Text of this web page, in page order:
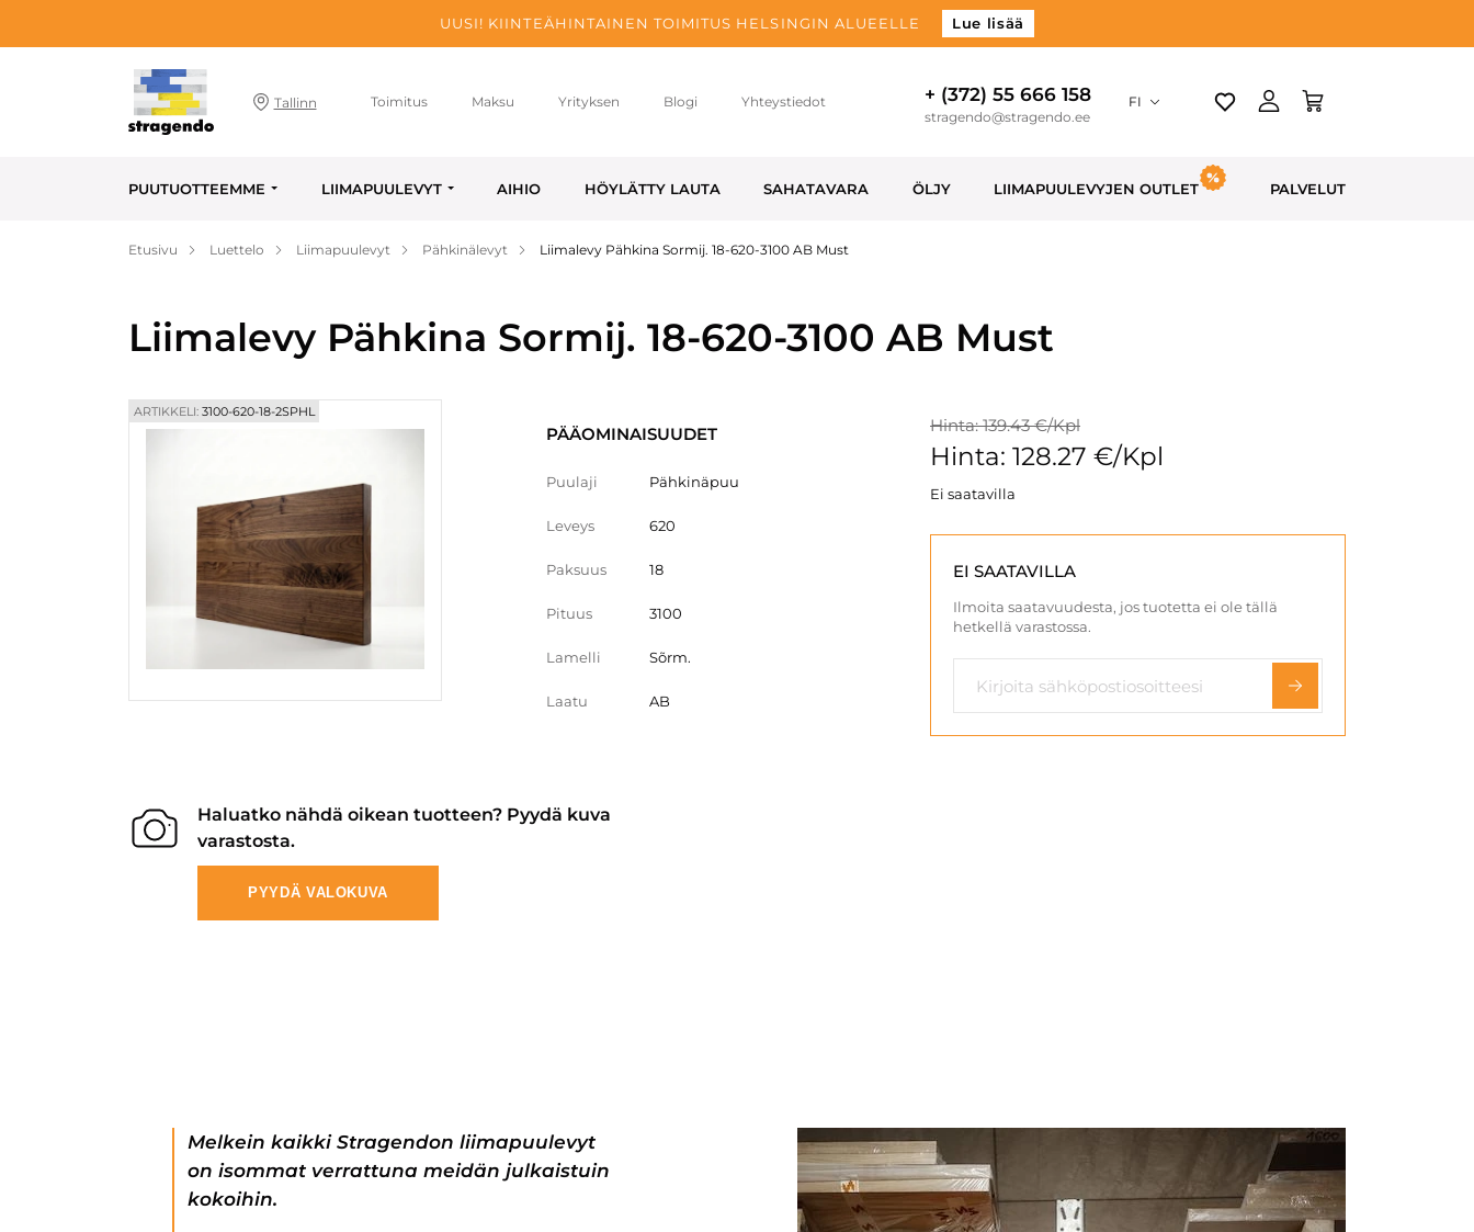
UUSI! KIINTEÄHINTAINEN TOIMITUS HELSINGIN ALUEELLE Lue lisää
Tallinn Toimitus Maksu Yrityksen Blogi Yhteystiedot + (372) 55 666 158
stragendo@stragendo.ee
FI
PUUTUOTTEEMME LIIMAPUULEVYT AIHIO HÖYLÄTTY LAUTA SAHATAVARA ÖLJY LIIMAPUULEVYJEN OUTLET PALVELUT
Etusivu Luettelo Liimapuulevyt Pähkinälevyt Liimalevy Pähkina Sormij. 18-620-3100 AB Must
Liimalevy Pähkina Sormij. 18-620-3100 AB Must
ARTIKKELI: 3100-620-18-2SPHL
PÄÄOMINAISUUDET
Puulaji Pähkinäpuu
Leveys 620
Paksuus 18
Pituus 3100
Lamelli Sõrm.
Laatu AB
Hinta: 139.43 €/Kpl
Hinta: 128.27 €/Kpl
Ei saatavilla
EI SAATAVILLA
Ilmoita saatavuudesta, jos tuotetta ei ole tällä
hetkellä varastossa.
Haluatko nähdä oikean tuotteen? Pyydä kuva
varastosta.
PYYDÄ VALOKUVA
Melkein kaikki Stragendon liimapuulevyt
on isommat verrattuna meidän julkaistuin
kokoihin.